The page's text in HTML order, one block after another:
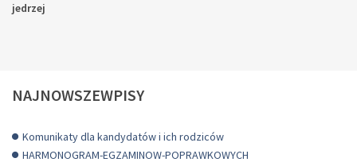
jedrzej
NAJNOWSZEWPISY
Komunikaty dla kandydatów i ich rodziców
HARMONOGRAM-EGZAMINOW-POPRAWKOWYCH